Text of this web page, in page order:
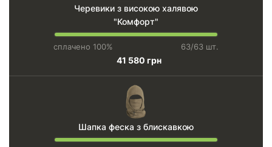
Черевики з високою халявою
"Комфорт"
сплачено 100% 63/63 шт.
41 580 грн
Шапка феска з блискавкою